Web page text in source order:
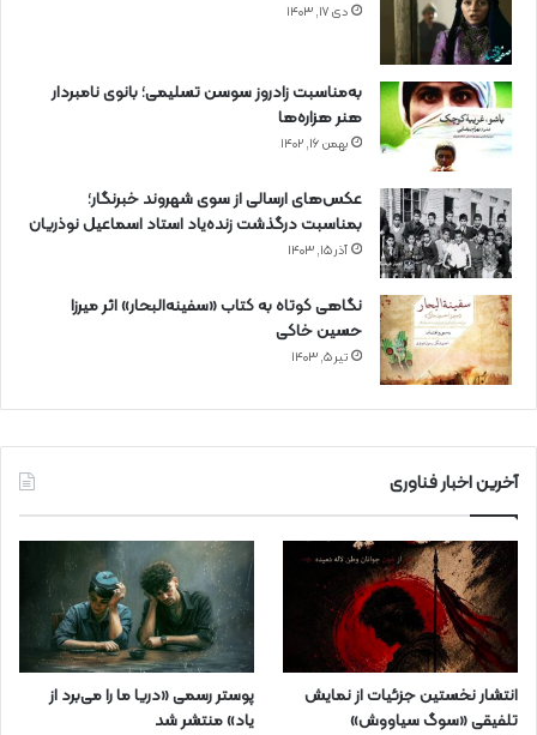
دی ۱۷, ۱۴۰۳
به‌مناسبت زادروز سوسن تسلیمی؛ بانوی نامبردار
هنر هزاره‌ها
بهمن ۱۶, ۱۴۰۲
عکس‌های ارسالی از سوی شهروند خبرنگار؛
بمناسبت درگذشت زنده‌یاد استاد اسماعیل نوذریان
آذر ۱۵, ۱۴۰۳
نگاهی کوتاه به کتاب «سفینه‌البحار» اثر میرزا
حسین خاکی
تیر ۵, ۱۴۰۳
آخرین اخبار فناوری
انتشار نخستین جزئیات از نمایش
تلفیقی «سوگ سیاووش»
پوستر رسمی «دریا ما را می‌برد از
یاد» منتشر شد